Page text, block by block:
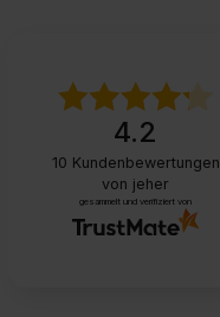
4.2
10 Kundenbewertungen
von jeher
gesammelt und verifiziert von